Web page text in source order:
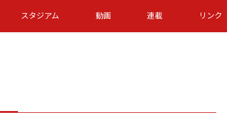
第16節 09/06 (日) 15:00
-
第16節 09/06 (日) 15:00
-
スタジアム 動画 連載 リンク